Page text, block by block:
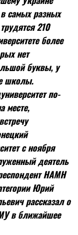
самых разных
210
более
нет
буквы, у
школы.
по-
месте,
с ноября
деятель
НАМН
Юрий
рассказал о
в ближайшее